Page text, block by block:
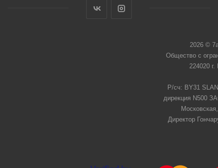
2026 ©
Общество с
224020
Р/сч: BY31
дирекция N500
Директор